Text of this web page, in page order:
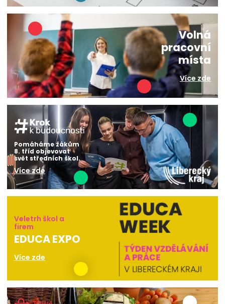
Volná
pracovní
místa
Více zde
Pomáháme žákům
8. tříd objevovat
svět středních škol.
Více zde
Veletrh škol a
firem
EDUCA EXPO
Více zde